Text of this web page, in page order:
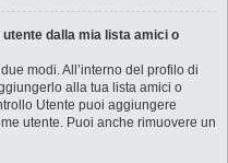
dalla mia lista amici o
modi. All’interno del profilo di
alla tua lista amici o
Utente puoi aggiungere
utente. Puoi anche rimuovere un